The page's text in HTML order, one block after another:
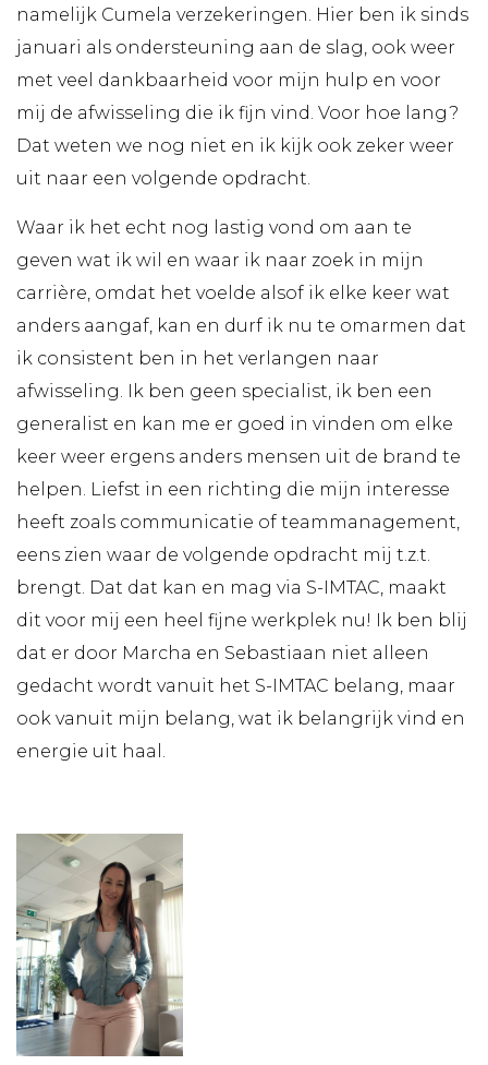
namelijk Cumela verzekeringen. Hier ben ik sinds
januari als ondersteuning aan de slag, ook weer
met veel dankbaarheid voor mijn hulp en voor
mij de afwisseling die ik fijn vind. Voor hoe lang?
Dat weten we nog niet en ik kijk ook zeker weer
uit naar een volgende opdracht.
Waar ik het echt nog lastig vond om aan te
geven wat ik wil en waar ik naar zoek in mijn
carrière, omdat het voelde alsof ik elke keer wat
anders aangaf, kan en durf ik nu te omarmen dat
ik consistent ben in het verlangen naar
afwisseling. Ik ben geen specialist, ik ben een
generalist en kan me er goed in vinden om elke
keer weer ergens anders mensen uit de brand te
helpen. Liefst in een richting die mijn interesse
heeft zoals communicatie of teammanagement,
eens zien waar de volgende opdracht mij t.z.t.
brengt. Dat dat kan en mag via S-IMTAC, maakt
dit voor mij een heel fijne werkplek nu! Ik ben blij
dat er door Marcha en Sebastiaan niet alleen
gedacht wordt vanuit het S-IMTAC belang, maar
ook vanuit mijn belang, wat ik belangrijk vind en
energie uit haal.